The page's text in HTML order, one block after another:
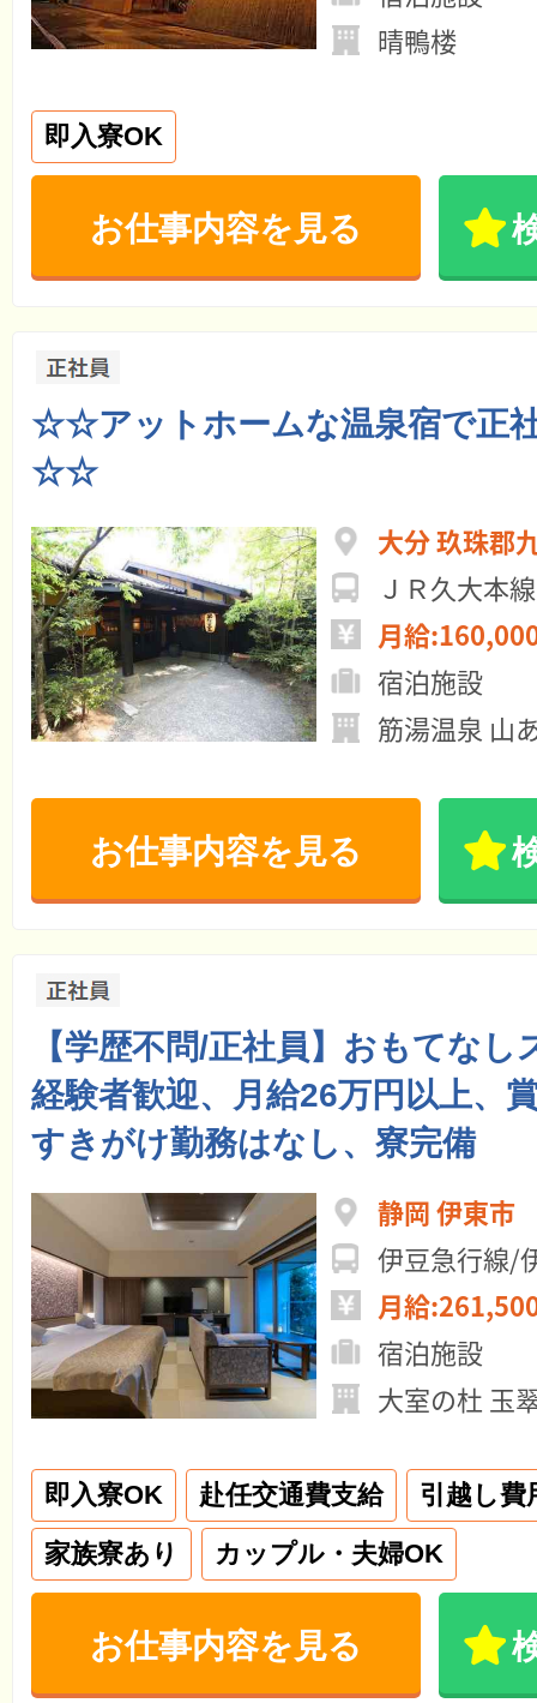
晴鴨楼
即入寮OK
お仕事内容を見る
☆☆アットホームな温泉宿で正
☆☆
大分 玖珠郡
ＪＲ久大本
月給
宿泊施設
筋湯温泉 山
お仕事内容を見る
【学歴不問/正社員】おもてな
経験者歓迎、月給26万円以上、
すきがけ勤務はなし、寮完備
静岡 伊東市
伊豆急行線/
月給
宿泊施設
大室の杜 玉
即入寮OK 赴任交通費支給
引越し費
家族寮あり
カップル・夫婦OK
お仕事内容を見る